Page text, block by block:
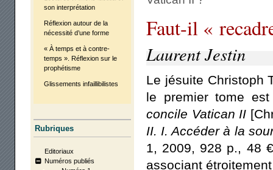
son inter­pré­ta­tion
Réflexion autour de la
néces­si­té d’une forme
« À temps et à contre­
temps ». Réflexion sur le
pro­phé­tisme
Glis­se­ments infailli­bi­listes
Rubriques
Editoriaux
Numéros publiés
Faut-il «
Laurent Jestin
Le jésuite Chris­toph
le pre­mier tome
concile Vati­can II
II. I. Accé­der à la
1, 2009, 928 p., 48
asso­ciant